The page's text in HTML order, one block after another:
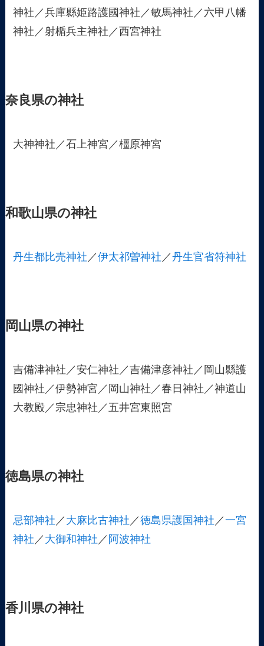
神社／兵庫縣姫路護國神社／敏馬神社／六甲八幡
神社／射楯兵主神社／西宮神社
奈良県の神社
大神神社／石上神宮／橿原神宮
和歌山県の神社
丹生都比売神社 ／伊太祁曽神社 ／丹生官省符神社
岡山県の神社
吉備津神社／安仁神社／吉備津彦神社／岡山縣護
國神社／伊勢神宮／岡山神社／春日神社／神道山
大教殿／宗忠神社／五井宮東照宮
徳島県の神社
忌部神社 ／ 大麻比古神社 ／徳島県護国神社 ／一宮
神社 ／ 大御和神社 ／ 阿波神社
香川県の神社